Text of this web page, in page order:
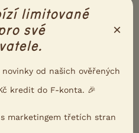
Vita Bea...
limitované
své
×
od našich ověřených
kredit do F-konta. 🎉
marketingem třetích stran